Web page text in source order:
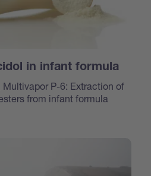
in infant formula
Multivapor P-6: Extraction of
from infant formula